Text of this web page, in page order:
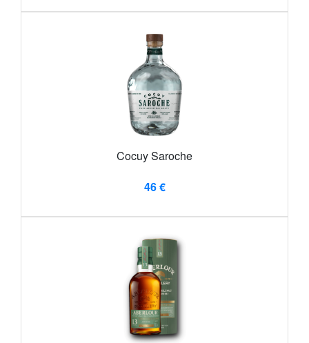
Cocuy Saroche
46 €